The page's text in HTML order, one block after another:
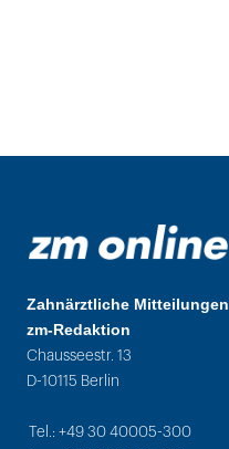
Zahnärztliche Mitteilungen
zm-Redaktion
Chausseestr. 13
D-10115 Berlin
Tel.: +49 30 40005-300